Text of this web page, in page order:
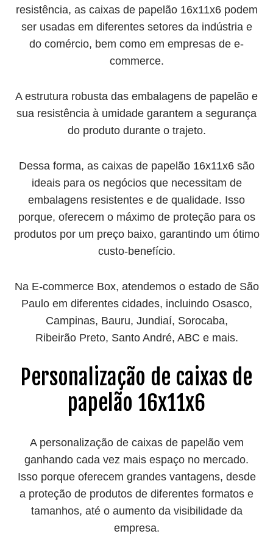
resistência, as caixas de papelão 16x11x6 podem
ser usadas em diferentes setores da indústria e
do comércio, bem como em empresas de e-
commerce.
A estrutura robusta das embalagens de papelão e
sua resistência à umidade garantem a segurança
do produto durante o trajeto.
Dessa forma, as caixas de papelão 16x11x6 são
ideais para os negócios que necessitam de
embalagens resistentes e de qualidade. Isso
porque, oferecem o máximo de proteção para os
produtos por um preço baixo, garantindo um ótimo
custo-benefício.
Na E-commerce Box, atendemos o estado de São
Paulo em diferentes cidades, incluindo Osasco,
Campinas, Bauru, Jundiaí, Sorocaba,
Ribeirão Preto, Santo André, ABC e mais.
Personalização de caixas de
papelão 16x11x6
A personalização de caixas de papelão vem
ganhando cada vez mais espaço no mercado.
Isso porque oferecem grandes vantagens, desde
a proteção de produtos de diferentes formatos e
tamanhos, até o aumento da visibilidade da
empresa.